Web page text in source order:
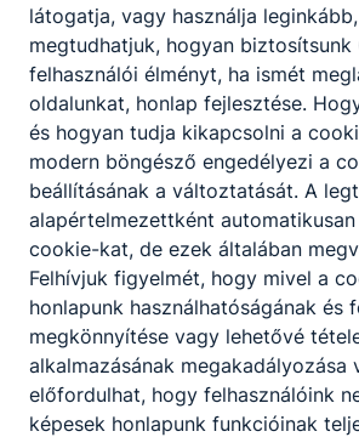
lebhaftes attraktives
gute Klassengemeinschaften
Interessante außerschulische
gut ausgerüstete Fachräume
super Buffet mit reichem
verschiedene Lager
Harmonische Beziehung
Professoren und Schülern
Klassenausflüge
gute Lage der Schule
schöne Umgebung
gute, konkurrenzfähige
erfolgreiche Teilnahme an
Wettbewerben, Platzierungen
Landeswettbewerben
látogatja, vagy használja
megtudhatjuk, hogyan biztosítsunk
felhasználói élményt, ha ismét
oldalunkat, honlap fejlesztése.
és hogyan tudja kikapcsolni a
modern böngésző engedélyezi a
beállításának a változtatását. A
alapértelmezettként
cookie-kat, de ezek általában
Felhívjuk figyelmét, hogy mivel a
honlapunk használhatóságának és
megkönnyítése vagy lehetővé
alkalmazásának megakadályozása
előfordulhat, hogy felhasználóink
képesek honlapunk funkcióinak